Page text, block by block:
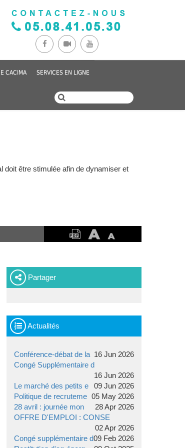
CACIMA SERVICES EN LIGNE
doit être stimulée afin de dynamiser et
Partager
Actualités
Conférence-débat de la 16 Jun 2026
Congé Supplémentaire d
16 Jun 2026
Le marché des petits e
09 Jun 2026
Politique de recruteme 05 May 2026
28 avril : journée mon
28 Apr 2026
OFFRE D'EMPLOI : CONSE
02 Apr 2026
Congé supplémentaire d09 Feb 2026